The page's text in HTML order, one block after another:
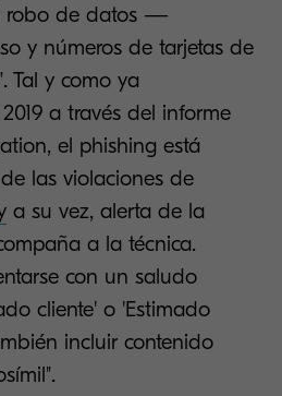
robo de datos —
y números de tarjetas de
Tal y como ya
a través del informe
el phishing está
las violaciones de
a su vez, alerta de la
a la técnica.
con un saludo
cliente' o 'Estimado
incluir contenido